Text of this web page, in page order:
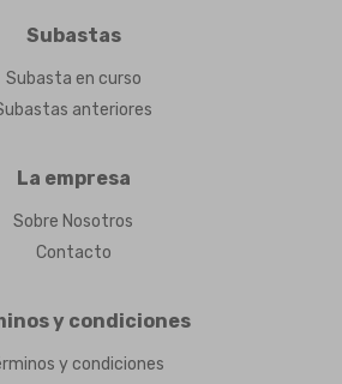
Subastas
Subasta en curso
anteriores
La empresa
Sobre Nosotros
Contacto
y condiciones
y condiciones